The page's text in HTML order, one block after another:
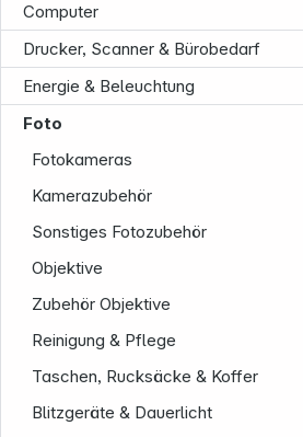
Computer
Drucker, Scanner & Bürobedarf
Energie & Beleuchtung
Foto
Fotokameras
Kamerazubehör
Sonstiges Fotozubehör
Objektive
Zubehör Objektive
Reinigung & Pflege
Taschen, Rucksäcke & Koffer
Blitzgeräte & Dauerlicht